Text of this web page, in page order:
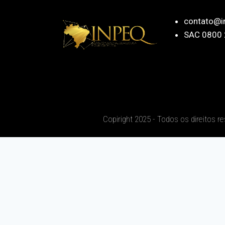
SAC
Copiright 2025 - Todos os direitos